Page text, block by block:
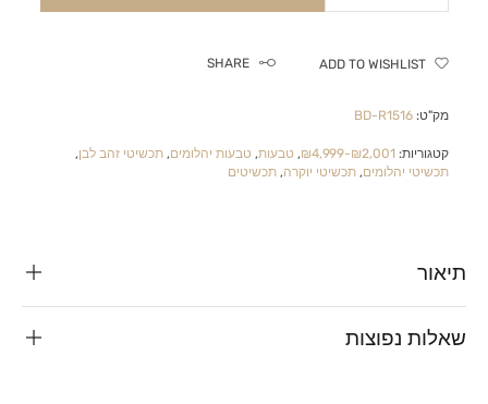
ADD TO WISHLIST
SHARE
מק"ט:BD-R1516
קטגוריות:₪2,001-₪4,999
, טבעות, טבעות יהלומים,תכשיטי זהב לבן,
תכשיטי יהלומים,תכשיטי יוקרה,תכשיטים
תיאור
שאלות נפוצות